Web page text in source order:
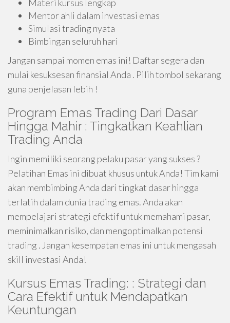
Materi kursus lengkap
Mentor ahli dalam investasi emas
Simulasi trading nyata
Bimbingan seluruh hari
Jangan sampai momen emas ini! Daftar segera dan
mulai kesuksesan finansial Anda . Pilih tombol sekarang
guna penjelasan lebih !
Program Emas Trading Dari Dasar
Hingga Mahir : Tingkatkan Keahlian
Trading Anda
Ingin memiliki seorang pelaku pasar yang sukses ?
Pelatihan Emas ini dibuat khusus untuk Anda! Tim kami
akan membimbing Anda dari tingkat dasar hingga
terlatih dalam dunia trading emas. Anda akan
mempelajari strategi efektif untuk memahami pasar,
meminimalkan risiko, dan mengoptimalkan potensi
trading . Jangan kesempatan emas ini untuk mengasah
skill investasi Anda!
Kursus Emas Trading: : Strategi dan
Cara Efektif untuk Mendapatkan
Keuntungan